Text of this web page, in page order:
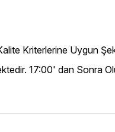
Kriterlerine Uygun
17:00' dan Sonra